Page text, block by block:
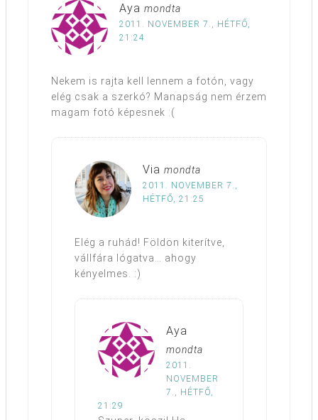
Aya mondta
2011. NOVEMBER 7., HÉTFŐ,
21:24
Nekem is rajta kell lennem a fotón, vagy
elég csak a szerkó? Manapság nem érzem
magam fotó képesnek :(
Via mondta
2011. NOVEMBER 7.,
HÉTFŐ, 21:25
Elég a ruhád! Földön kiterítve,
vállfára lógatva… ahogy
kényelmes. :)
Aya
mondta
2011.
NOVEMBER
7., HÉTFŐ,
21:29